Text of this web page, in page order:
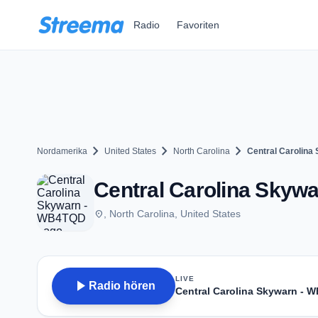
Radio Favoriten
Nordamerika chevron_right United States chevron_right North Carolina chevron_right Central Carolina
Central Carolina
place , North Carolina, United States
play_arrow Radio hören
LIVE
Central Carolina Skywarn -